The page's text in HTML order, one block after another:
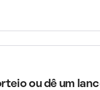
ou dê um